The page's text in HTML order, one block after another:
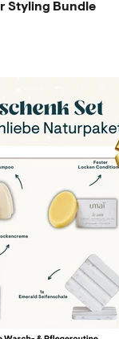
Styling Bundle